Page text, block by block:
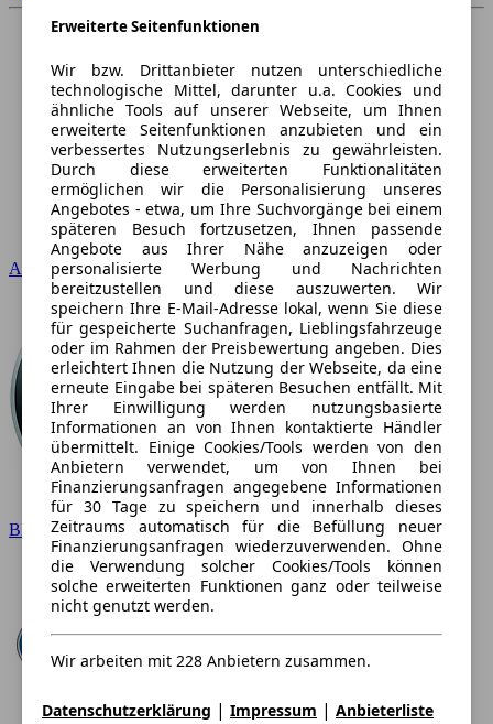
Audi
BMW
Erweiterte Seitenfunktionen
Wir bzw. Drittanbieter nutzen unterschiedliche
technologische Mittel, darunter u.a. Cookies und
ähnliche Tools auf unserer Webseite, um Ihnen
erweiterte Seitenfunktionen anzubieten und ein
verbessertes Nutzungserlebnis zu gewährleisten.
Durch diese erweiterten Funktionalitäten
ermöglichen wir die Personalisierung unseres
Angebotes - etwa, um Ihre Suchvorgänge bei einem
späteren Besuch fortzusetzen, Ihnen passende
Angebote aus Ihrer Nähe anzuzeigen oder
personalisierte Werbung und Nachrichten
bereitzustellen und diese auszuwerten. Wir
speichern Ihre E-Mail-Adresse lokal, wenn Sie diese
für gespeicherte Suchanfragen, Lieblingsfahrzeuge
oder im Rahmen der Preisbewertung angeben. Dies
erleichtert Ihnen die Nutzung der Webseite, da eine
erneute Eingabe bei späteren Besuchen entfällt. Mit
Ihrer Einwilligung werden nutzungsbasierte
Informationen an von Ihnen kontaktierte Händler
übermittelt. Einige Cookies/Tools werden von den
Anbietern verwendet, um von Ihnen bei
Finanzierungsanfragen angegebene Informationen
für 30 Tage zu speichern und innerhalb dieses
Zeitraums automatisch für die Befüllung neuer
Finanzierungsanfragen wiederzuverwenden. Ohne
die Verwendung solcher Cookies/Tools können
solche erweiterten Funktionen ganz oder teilweise
nicht genutzt werden.
Wir arbeiten mit 228 Anbietern zusammen.
Datenschutzerklärung | Impressum | Anbieterliste